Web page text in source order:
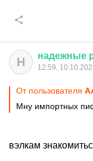
Н надежные
12:59,
От пользователя
Мну импортных
вэлкам